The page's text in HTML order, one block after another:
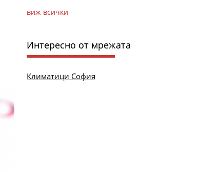
виж всички
Интересно от мрежата
Климатици София